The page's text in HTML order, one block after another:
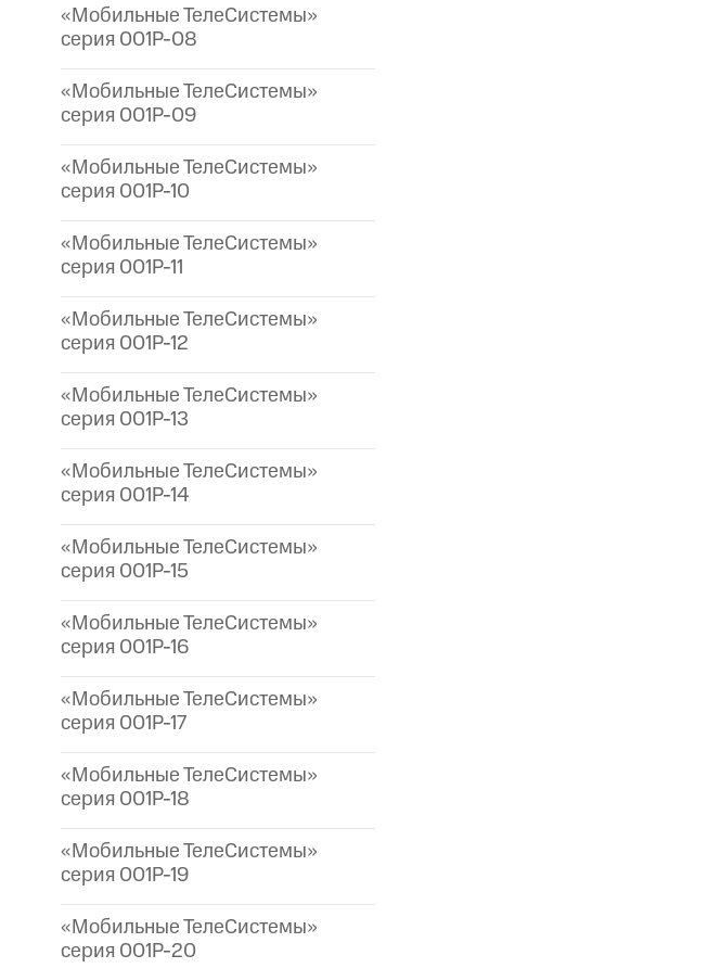
«Мобильные ТелеСистемы»
серия 001P-08
«Мобильные ТелеСистемы»
серия 001P-09
«Мобильные ТелеСистемы»
серия 001P-10
«Мобильные ТелеСистемы»
серия 001P-11
«Мобильные ТелеСистемы»
серия 001P-12
«Мобильные ТелеСистемы»
серия 001P-13
«Мобильные ТелеСистемы»
серия 001P-14
«Мобильные ТелеСистемы»
серия 001P-15
«Мобильные ТелеСистемы»
серия 001P-16
«Мобильные ТелеСистемы»
серия 001P-17
«Мобильные ТелеСистемы»
серия 001P-18
«Мобильные ТелеСистемы»
серия 001P-19
«Мобильные ТелеСистемы»
серия 001P-20